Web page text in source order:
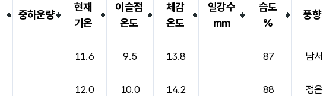
중하운량
현재
기온
이슬점
온도
체감
온도
일강수
mm
습도
%
풍향
11.6 9.5 13.8 87 남서
12.0 10.0 14.2 88 정온